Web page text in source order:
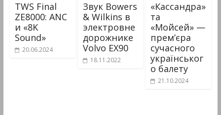
TWS Final
ZE8000: ANC
и «8K
Sound»
20.06.2024
Звук Bowers
& Wilkins в
электровне
дорожнике
Volvo EX90
18.11.2022
«Кассандра»
та
«Мойсей» —
прем’єра
сучасного
українськог
о балету
21.10.2024